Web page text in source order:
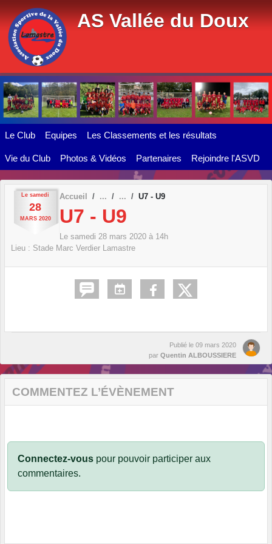
AS Vallée du Doux
Le Club Equipes Les Classements et les résultats
Vie du Club Photos & Vidéos Partenaires Rejoindre l'ASVD
Le samedi
28
MARS 2020
Accueil U7 - U9
U7 - U9
Le samedi 28 mars 2020 à 14h
Lieu : Stade Marc Verdier Lamastre
Publié le 09 mars 2020
par Quentin ALBOUSSIERE
COMMENTEZ L’ÉVÈNEMENT
Connectez-vous pour pouvoir participer aux
commentaires.
Panneau de gestion des cookies